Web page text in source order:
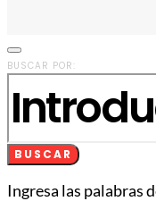
BUSCAR POR:
BUSCAR
Ingresa las palabras